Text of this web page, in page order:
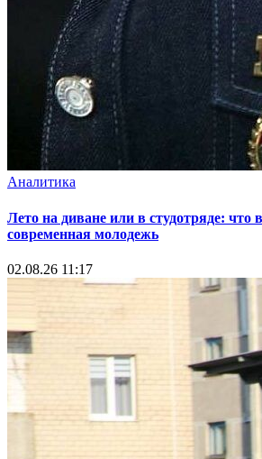
Аналитика
Лето на диване или в студотряде: что
современная молодежь
02.08.26 11:17